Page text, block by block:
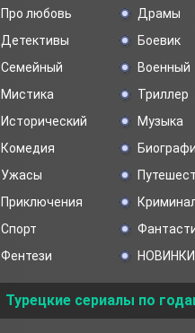
Про любовь
Драмы
Детективы
Боевик
Семейный
Военный
Мистика
Триллер
Исторический
Музыка
Комедия
Ужасы
Приключения
Спорт
Фентези
НОВИНКИ
Турецкие сериалы по